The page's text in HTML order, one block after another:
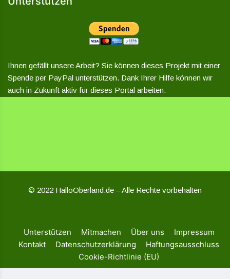
Ihnen gefällt unsere Arbeit? Sie können dieses Projekt mit einer
Spende per PayPal unterstützen. Dank Ihrer Hilfe können wir
auch in Zukunft aktiv für dieses Portal arbeiten.
© 2022 HalloOberland.de – Alle Rechte vorbehalten
Unterstützen Mitmachen Über uns
Impressum
Kontakt
Datenschutzerklärung
Haftungsausschluss
Cookie-Richtlinie (EU)